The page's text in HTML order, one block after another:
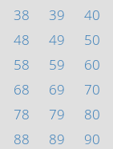
38 39
40
48 49
50
58 59
60
68 69
70
78 79
80
88 89
90